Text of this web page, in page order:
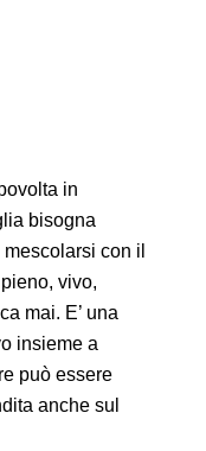
in
bisogna
con il
vivo,
mai. E’ una
insieme a
può essere
anche sul